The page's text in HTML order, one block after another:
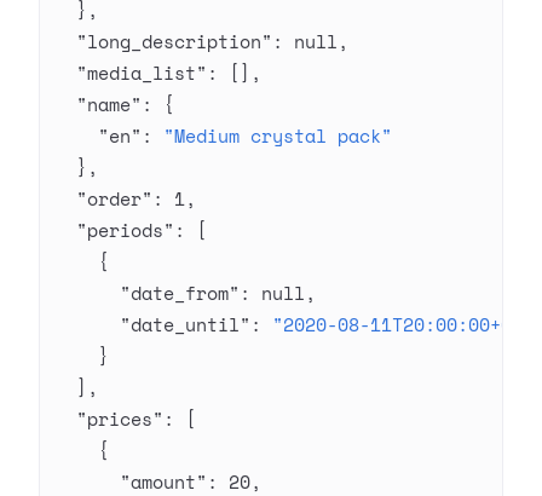
  },
  "long_description"
: null,
  "media_list"
: [],
  "name"
: {
    "en"
: "Medium crystal pack"
  },
  "order"
: 1,
  "periods"
: [
    {
      "date_from"
: null,
      "date_until"
: "2020-08-
    }
  ],
  "prices"
: [
    {
      "amount"
: 20,